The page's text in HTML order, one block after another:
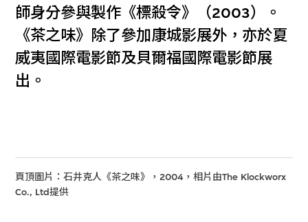
師身分參與製作《標殺令》（2003）。
《茶之味》除了參加康城影展外，亦於夏
威夷國際電影節及貝爾福國際電影節展
出。
頁頂圖片：石井克人《茶之味》，2004，相片由The Klockworx
Co., Ltd提供